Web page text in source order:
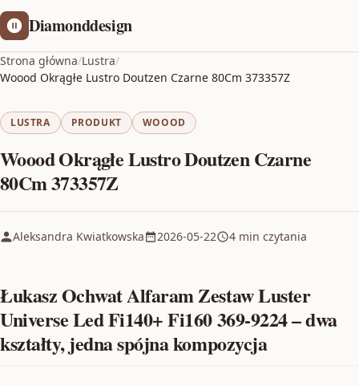
Diamonddesign
Strona główna/Lustra/
Woood Okrągłe Lustro Doutzen Czarne 80Cm 373357Z
LUSTRA PRODUKT WOOOD
Woood Okrągłe Lustro Doutzen Czarne
80Cm 373357Z
Aleksandra Kwiatkowska 2026-05-22 4 min czytania
Łukasz Ochwat Alfaram Zestaw Luster
Universe Led Fi140+ Fi160 369-9224 – dwa
kształty, jedna spójna kompozycja